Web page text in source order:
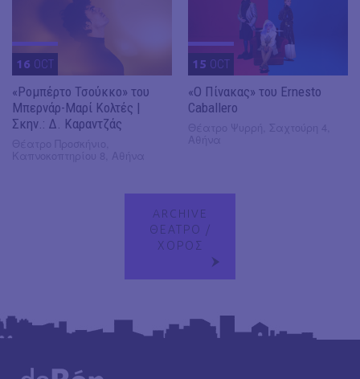
16 OCT
«Ρομπέρτο Τσούκκο» του
Μπερνάρ-Μαρί Κολτές |
Σκην.: Δ. Καραντζάς
15 OCT
«Ο Πίνακας» του Ernesto
Caballero
ARCHIVE
ΘΕΑΤΡΟ /
ΧΟΡΟΣ